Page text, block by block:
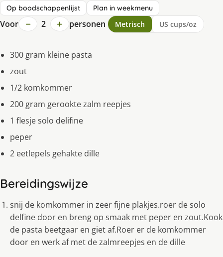
Op boodschappenlijst Plan in weekmenu
Voor − 2 + personen Metrisch US cups/oz
300 gram kleine pasta
zout
1/2 komkommer
200 gram gerookte zalm reepjes
1 flesje solo delifine
peper
2 eetlepels gehakte dille
Bereidingswijze
snij de komkommer in zeer fijne plakjes.roer de solo
delfine door en breng op smaak met peper en zout.Kook
de pasta beetgaar en giet af.Roer er de komkommer
door en werk af met de zalmreepjes en de dille